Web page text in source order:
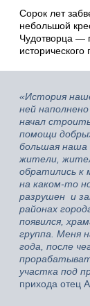
Сорок лет
небольшой
Чудотворца —
исторического
«История
ней
начал
помощи
большая наша
жители,
обратились к
на каком-то
разрушен и
районах
появился,
группа. Меня
года, после
участка под
прихода отец